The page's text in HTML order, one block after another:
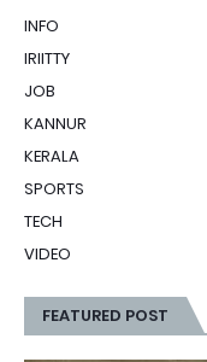
INFO
IRIITTY
JOB
KANNUR
KERALA
SPORTS
TECH
VIDEO
FEATURED POST